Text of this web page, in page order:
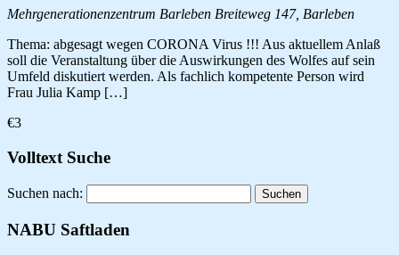
Mehrgenerationenzentrum Barleben Breiteweg 147, Barleben
Thema: abgesagt wegen CORONA Virus !!! Aus aktuellem Anlaß
soll die Veranstaltung über die Auswirkungen des Wolfes auf sein
Umfeld diskutiert werden. Als fachlich kompetente Person wird
Frau Julia Kamp […]
€3
Volltext Suche
Suchen nach:
NABU Saftladen